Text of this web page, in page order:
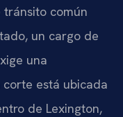
común
un cargo de
una
corte está ubicada
de Lexington,